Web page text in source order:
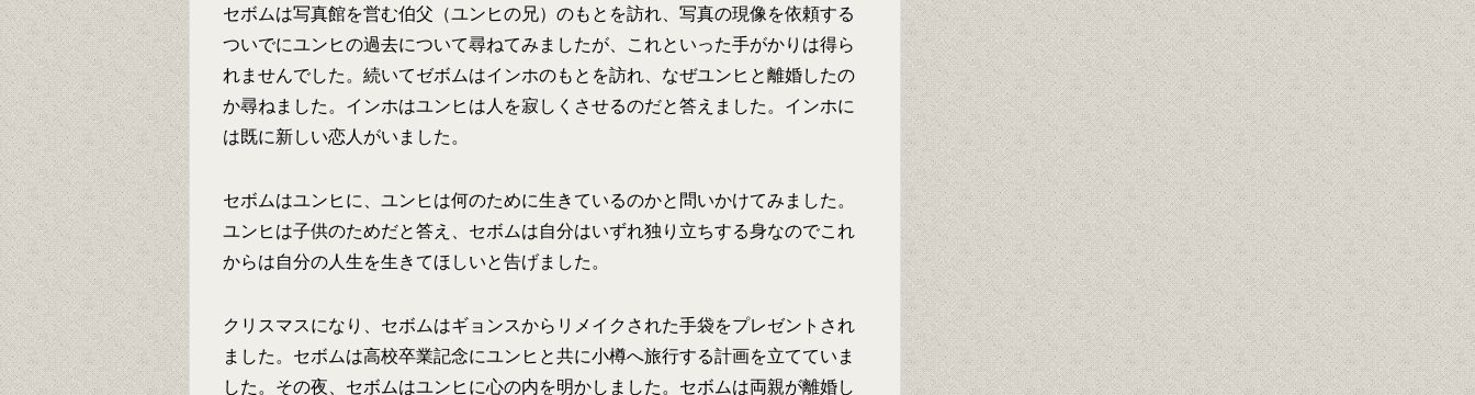
セボムは写真館を営む伯父（ユンヒの兄）のもとを訪れ、写真の現像を依頼する
ついでにユンヒの過去について尋ねてみましたが、これといった手がかりは得ら
れませんでした。続いてゼボムはインホのもとを訪れ、なぜユンヒと離婚したの
か尋ねました。インホはユンヒは人を寂しくさせるのだと答えました。インホに
は既に新しい恋人がいました。
セボムはユンヒに、ユンヒは何のために生きているのかと問いかけてみました。
ユンヒは子供のためだと答え、セボムは自分はいずれ独り立ちする身なのでこれ
からは自分の人生を生きてほしいと告げました。
クリスマスになり、セボムはギョンスからリメイクされた手袋をプレゼントされ
ました。セボムは高校卒業記念にユンヒと共に小樽へ旅行する計画を立てていま
した。その夜、セボムはユンヒに心の内を明かしました。セボムは両親が離婚し